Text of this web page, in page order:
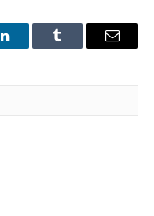
LinkedInTumblr Email